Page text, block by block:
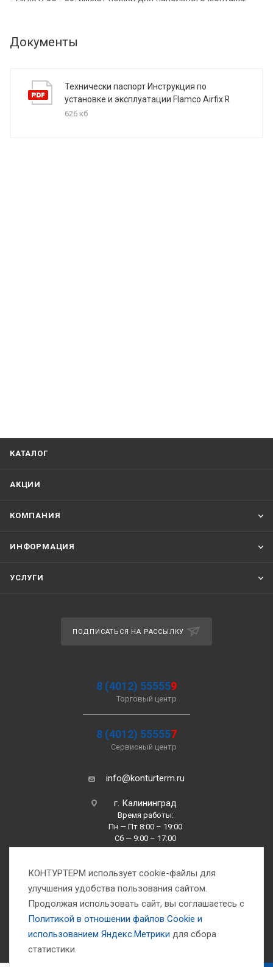
Документы
Технически паспорт Инструкция по
установке и эксплуатации Flamco Airfix R
626 кб
КАТАЛОГ
АКЦИИ
КОМПАНИЯ
ИНФОРМАЦИЯ
УСЛУГИ
ПОДПИСАТЬСЯ НА РАССЫЛКУ
8 (4012) 555559
Торговый центр
8 (4012) 555557
Сервисный центр
info@konturterm.ru
г. Калининград
Время работы:
Пн — Пт 8:00 – 19:00
Сб — 9:00 – 17:00
Вс —10:00 – 16:00
1993-2026 © Компания «Контуртерм» — инженерно-торговый центр
КОНТУРТЕРМ использует cookie-файлы для
улучшения удобства пользования сайтом.
Продолжая использовать сайт, вы соглашаетесь с
Политикой в отношении файлов Сookie и
использованием Яндекс.Метрики для сбора
статистики.